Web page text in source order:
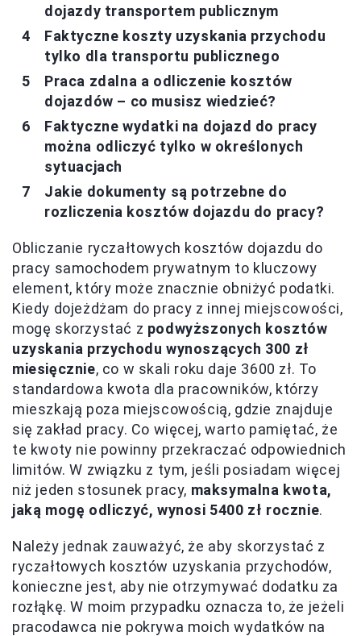
dojazdy transportem publicznym
Faktyczne koszty uzyskania przychodu
tylko dla transportu publicznego
Praca zdalna a odliczenie kosztów
dojazdów – co musisz wiedzieć?
Faktyczne wydatki na dojazd do pracy
można odliczyć tylko w określonych
sytuacjach
Jakie dokumenty są potrzebne do
rozliczenia kosztów dojazdu do pracy?
Obliczanie ryczałtowych kosztów dojazdu do
pracy samochodem prywatnym to kluczowy
element, który może znacznie obniżyć podatki.
Kiedy dojeżdżam do pracy z innej miejscowości,
mogę skorzystać z podwyższonych kosztów
uzyskania przychodu wynoszących 300 zł
miesięcznie, co w skali roku daje 3600 zł. To
standardowa kwota dla pracowników, którzy
mieszkają poza miejscowością, gdzie znajduje
się zakład pracy. Co więcej, warto pamiętać, że
te kwoty nie powinny przekraczać odpowiednich
limitów. W związku z tym, jeśli posiadam więcej
niż jeden stosunek pracy, maksymalna kwota,
jaką mogę odliczyć, wynosi 5400 zł rocznie.
Należy jednak zauważyć, że aby skorzystać z
ryczałtowych kosztów uzyskania przychodów,
konieczne jest, aby nie otrzymywać dodatku za
rozłąkę. W moim przypadku oznacza to, że jeżeli
pracodawca nie pokrywa moich wydatków na